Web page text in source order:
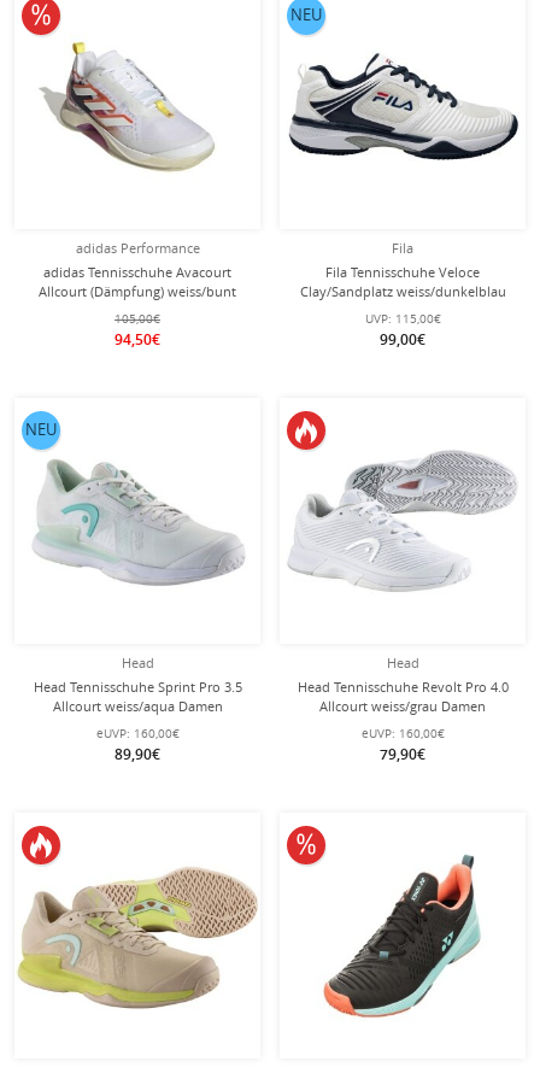
adidas Performance
adidas Tennisschuhe Avacourt
Allcourt (Dämpfung) weiss/bunt
Damen
105,00€
94,50€
10% reduziert
Fila
Fila Tennisschuhe Veloce
Clay/Sandplatz weiss/dunkelblau
Herren
UVP: 115,00€
99,00€
NEU
Head
Head Tennisschuhe Sprint Pro 3.5
Allcourt weiss/aqua Damen
eUVP: 160,00€
89,90€
NEU
Head
Head Tennisschuhe Revolt Pro 4.0
Allcourt weiss/grau Damen
eUVP: 160,00€
79,90€
10% reduziert